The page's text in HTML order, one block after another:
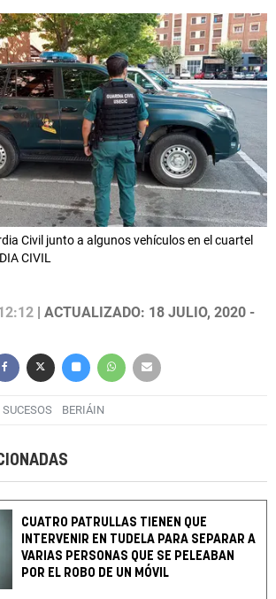
Civil junto a algunos vehículos en el cuartel
CIVIL
| ACTUALIZADO: 18 JULIO, 2020 -
SUCESOS BERIÁIN
CUATRO PATRULLAS TIENEN QUE
INTERVENIR EN TUDELA PARA SEPARAR A
VARIAS PERSONAS QUE SE PELEABAN
POR EL ROBO DE UN MÓVIL